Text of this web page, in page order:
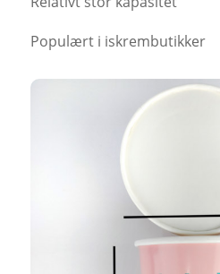
Populært i iskrembutikker